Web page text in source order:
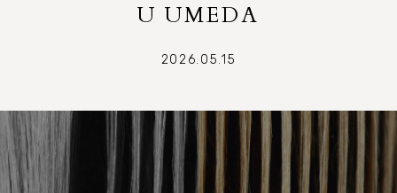
U UMEDA
2026.05.15